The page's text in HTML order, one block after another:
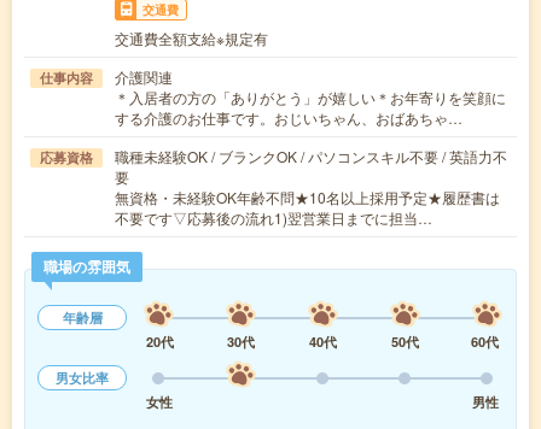
交通費
交通費全額支給※規定有
仕事内容
介護関連
＊入居者の方の「ありがとう」が嬉しい＊お年寄りを笑顔に
する介護のお仕事です。おじいちゃん、おばあちゃ…
応募資格
職種未経験OK / ブランクOK / パソコンスキル不要 / 英語力不
要
無資格・未経験OK年齢不問★10名以上採用予定★履歴書は
不要です▽応募後の流れ1)翌営業日までに担当…
職場の雰囲気
年齢層
20代
30代 40代 50代
60代
男女比率
女性
男性